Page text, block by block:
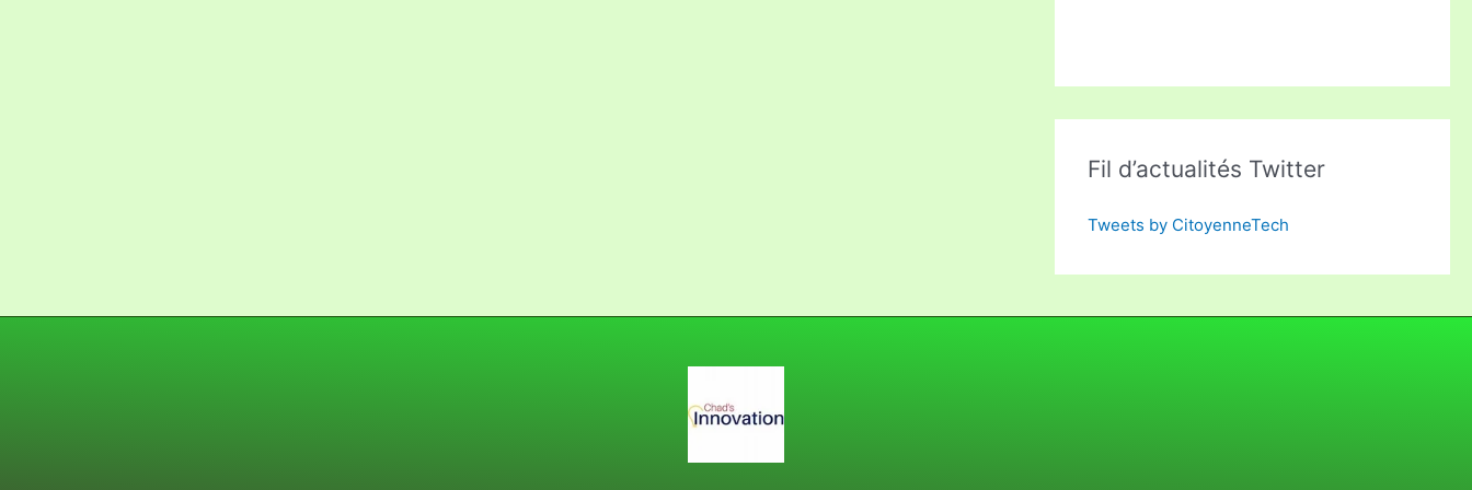
Fil d’actualités Twitter
Tweets by CitoyenneTech